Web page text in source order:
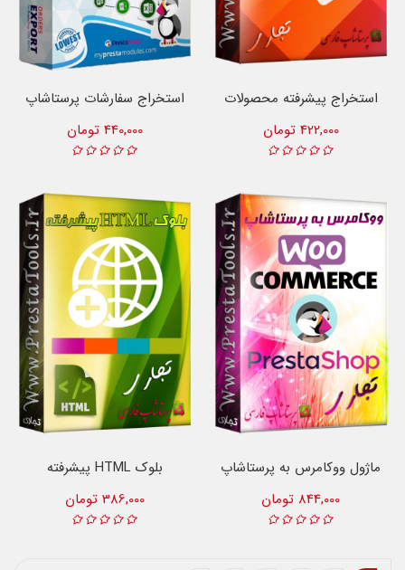
استخراج پیشرفته محصولات
422,000 تومان
استخراج سفارشات پرستاشاپ
440,000 تومان
ماژول ووکامرس به پرستاشاپ
844,000 تومان
بلوک HTML پیشرفته
386,000 تومان